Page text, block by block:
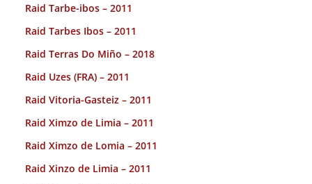
Raid Tarbe-ibos – 2011
Raid Tarbes Ibos – 2011
Raid Terras Do Miño – 2018
Raid Uzes (FRA) – 2011
Raid Vitoria-Gasteiz – 2011
Raid Ximzo de Limia – 2011
Raid Ximzo de Lomia – 2011
Raid Xinzo de Limia – 2011